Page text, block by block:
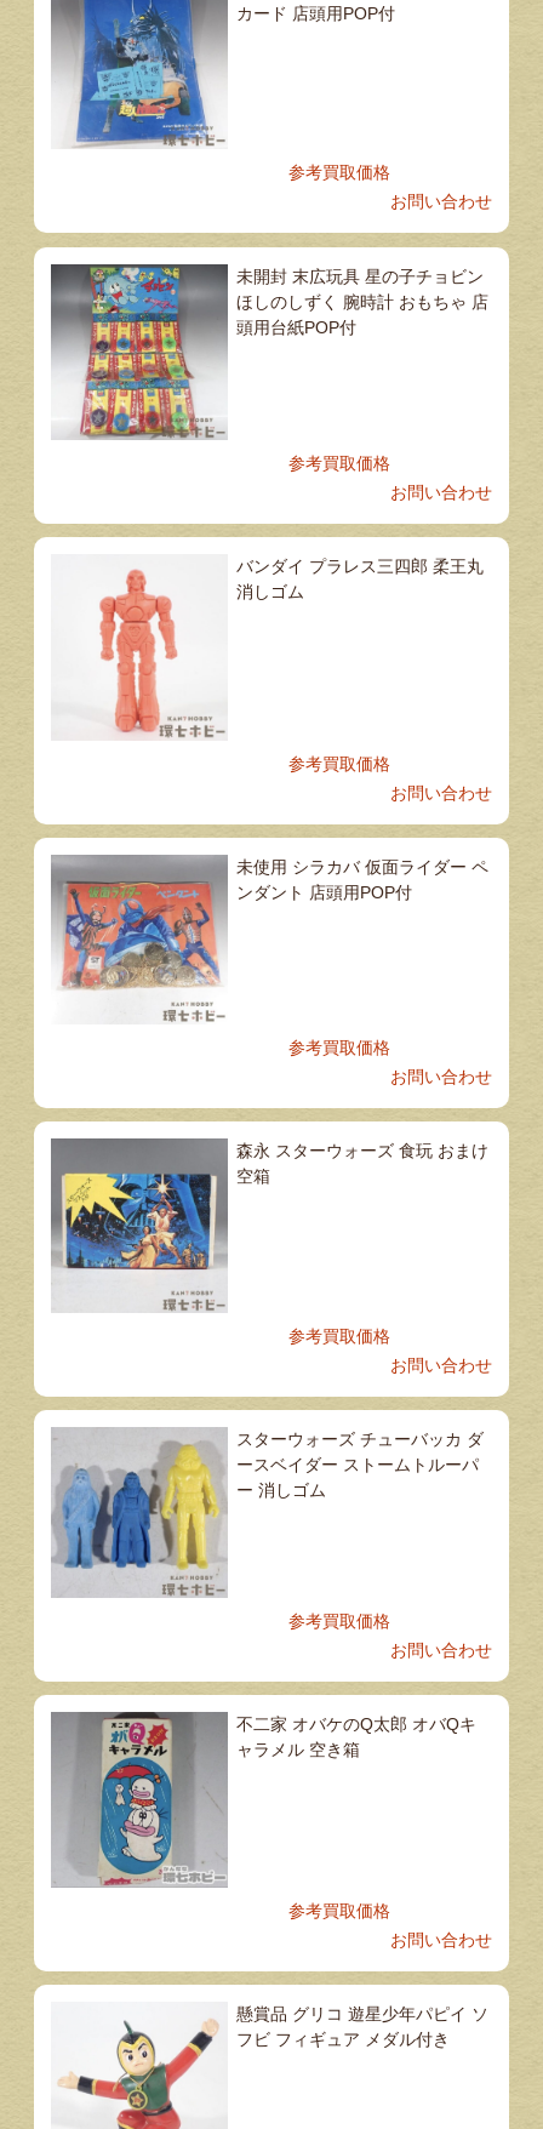
カード 店頭用POP付
参考買取価格
お問い合わせ
未開封 末広玩具 星の子チョビン
ほしのしずく 腕時計 おもちゃ 店
頭用台紙POP付
参考買取価格
お問い合わせ
バンダイ プラレス三四郎 柔王丸
消しゴム
参考買取価格
お問い合わせ
未使用 シラカバ 仮面ライダー ペ
ンダント 店頭用POP付
参考買取価格
お問い合わせ
森永 スターウォーズ 食玩 おまけ
空箱
参考買取価格
お問い合わせ
スターウォーズ チューバッカ ダ
ースベイダー ストームトルーパ
ー 消しゴム
参考買取価格
お問い合わせ
不二家 オバケのQ太郎 オバQキ
ャラメル 空き箱
参考買取価格
お問い合わせ
懸賞品 グリコ 遊星少年パピイ ソ
フビ フィギュア メダル付き